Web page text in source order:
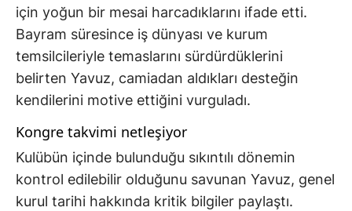
için yoğun bir mesai harcadıklarını ifade etti.
Bayram süresince iş dünyası ve kurum
temsilcileriyle temaslarını sürdürdüklerini
belirten Yavuz, camiadan aldıkları desteğin
kendilerini motive ettiğini vurguladı.
Kongre takvimi netleşiyor
Kulübün içinde bulunduğu sıkıntılı dönemin
kontrol edilebilir olduğunu savunan Yavuz, genel
kurul tarihi hakkında kritik bilgiler paylaştı.